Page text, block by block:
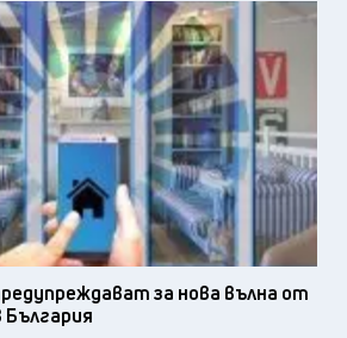
за нова вълна от